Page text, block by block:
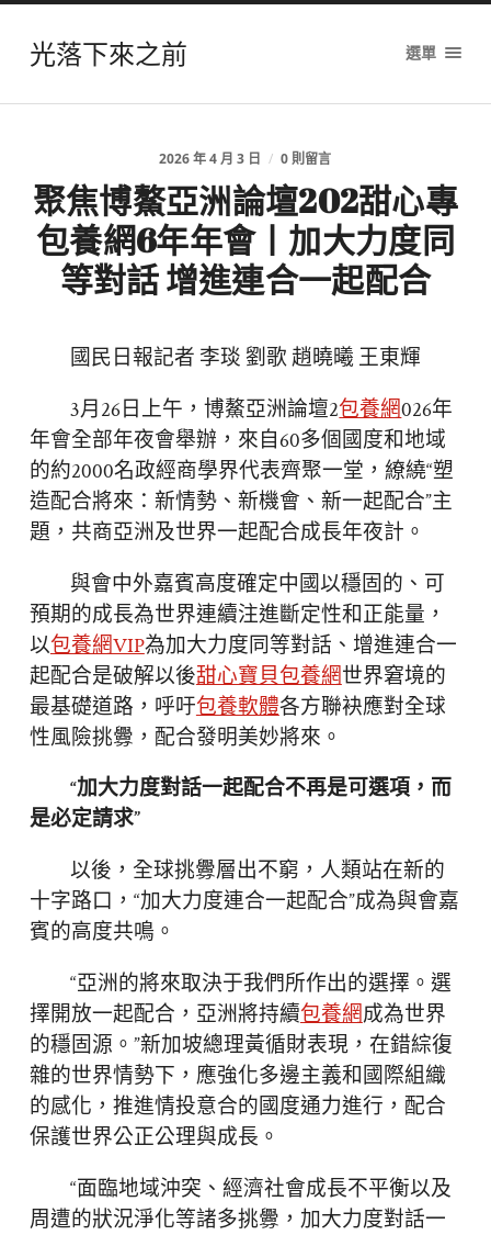
光落下來之前 選單
2026 年 4 月 3 日 / 0 則留言
聚焦博鰲亞洲論壇202甜心專
包養網6年年會丨加大力度同
等對話 增進連合一起配合
國民日報記者 李琰 劉歌 趙曉曦 王東輝
3月26日上午，博鰲亞洲論壇2包養網026年
年會全部年夜會舉辦，來自60多個國度和地域
的約2000名政經商學界代表齊聚一堂，繚繞“塑
造配合將來：新情勢、新機會、新一起配合”主
題，共商亞洲及世界一起配合成長年夜計。
與會中外嘉賓高度確定中國以穩固的、可
預期的成長為世界連續注進斷定性和正能量，
以包養網VIP為加大力度同等對話、增進連合一
起配合是破解以後甜心寶貝包養網世界窘境的
最基礎道路，呼吁包養軟體各方聯袂應對全球
性風險挑釁，配合發明美妙將來。
“加大力度對話一起配合不再是可選項，而
是必定請求”
以後，全球挑釁層出不窮，人類站在新的
十字路口，“加大力度連合一起配合”成為與會嘉
賓的高度共鳴。
“亞洲的將來取決于我們所作出的選擇。選
擇開放一起配合，亞洲將持續包養網成為世界
的穩固源。”新加坡總理黃循財表現，在錯綜復
雜的世界情勢下，應強化多邊主義和國際組織
的感化，推進情投意合的國度通力進行，配合
保護世界公正公理與成長。
“面臨地域沖突、經濟社會成長不平衡以及
周遭的狀況淨化等諸多挑釁，加大力度對話一